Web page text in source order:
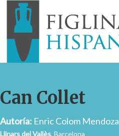
Can Collet
Autoría: Enric Colom Mendoza
Llinars del Vallès, Barcelona